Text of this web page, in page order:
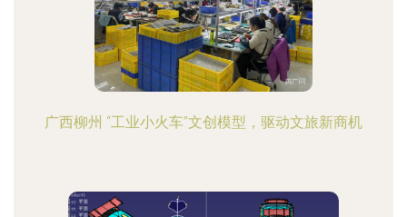
广西柳州 “工业小火车”文创模型，驱动文旅新商机